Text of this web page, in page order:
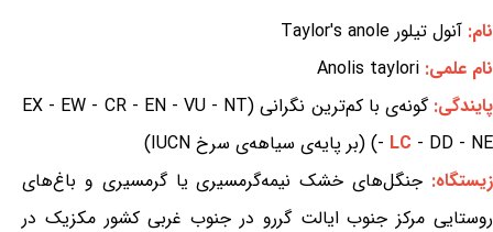
نام: آنول تیلور Taylor's anole
نام علمی: Anolis taylori
پایندگی:
گونه‌ی با کم‌ترین نگرانی (EX - EW - CR - EN - VU - NT
- LC - DD - NE) (بر پایه‌ی سیاهه‌ی سرخ IUCN)
زیستگاه: جنگل‌های خشک نیمه‌گرمسیری یا گرمسیری و باغ‌های
روستایی مرکز جنوب ایالت گررو در جنوب غربی کشور مکزیک در